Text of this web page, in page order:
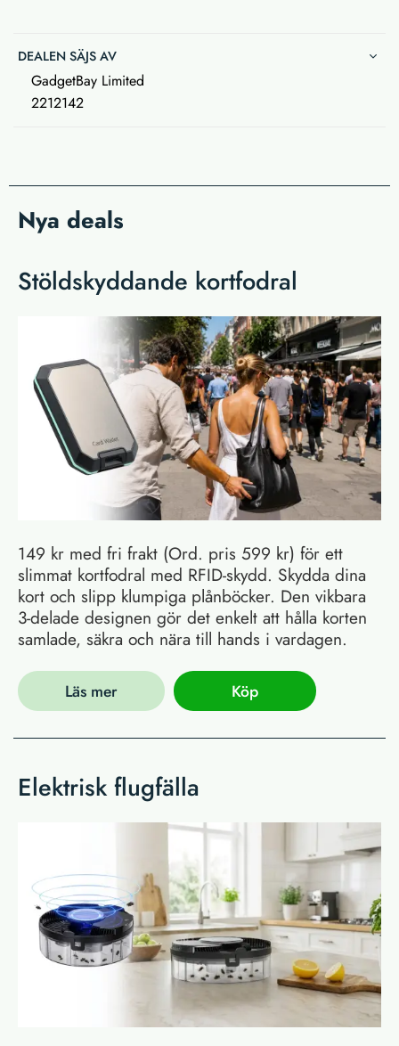
DEALEN SÄJS AV
GadgetBay Limited
2212142
Nya deals
Stöldskyddande kortfodral
149 kr med fri frakt (Ord. pris 599 kr) för ett
slimmat kortfodral med RFID-skydd. Skydda dina
kort och slipp klumpiga plånböcker. Den vikbara
3-delade designen gör det enkelt att hålla korten
samlade, säkra och nära till hands i vardagen.
Läs mer Köp
Elektrisk flugfälla